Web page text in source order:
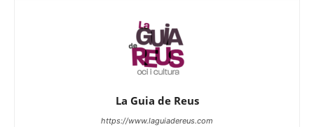
La Guia de Reus
https://www.laguiadereus.com